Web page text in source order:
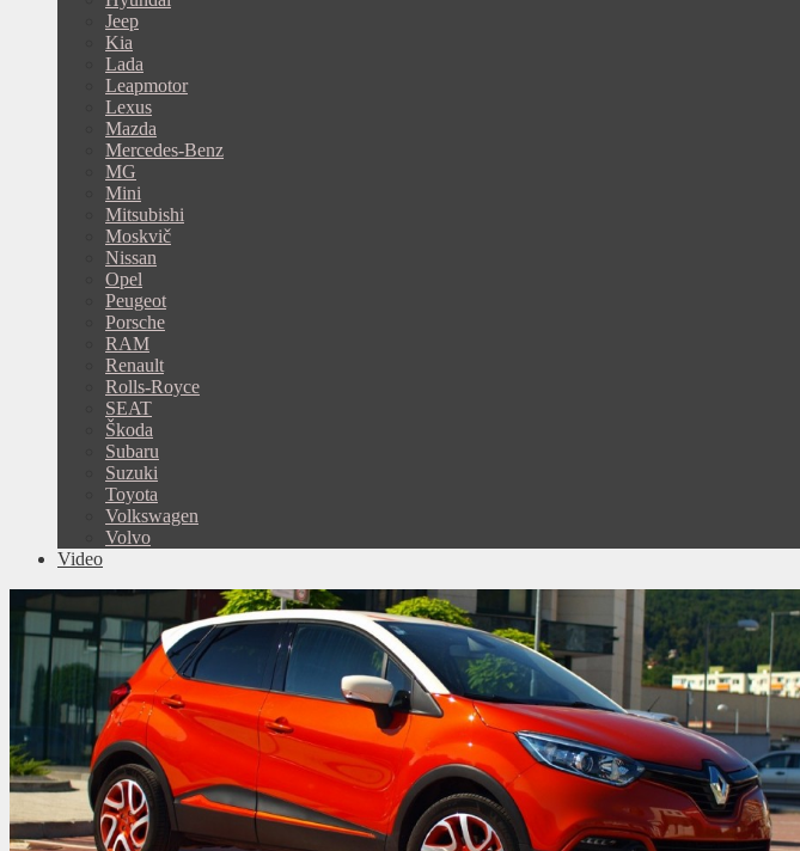
Jeep
Kia
Lada
Leapmotor
Lexus
Mazda
Mercedes-Benz
MG
Mini
Mitsubishi
Moskvič
Nissan
Opel
Peugeot
Porsche
RAM
Renault
Rolls-Royce
SEAT
Škoda
Subaru
Suzuki
Toyota
Volkswagen
Volvo
Video